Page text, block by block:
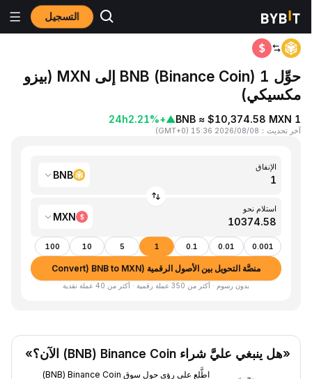
التسجيل المنزٍل BNB to MXN
حوِّل 1 BNB (Binance Coin) إلى MXN (بيزو
مكسيكي)
1 BNB ≈ $10,374.58 MXN
▲
+2.21%
24h
آخر تحديث：
2026/08/08 15:36
(
GMT+0
)
الإنفاق
BNB
استلام نحو
MXN
0.001
0.01
0.1
1
5
10
100
منصَّة التحويل بين الأصول الرقمية (Convert) BNB to MXN
بدون رسوم · أكثر من 350 عملة رقمية · أكثر من 40 عملة نقدية
«هل ينبغي عليَّ شراء Binance Coin ‏(BNB) الآن؟»
اطَّلع على رؤى حول سوق Binance Coin ‏(BNB)